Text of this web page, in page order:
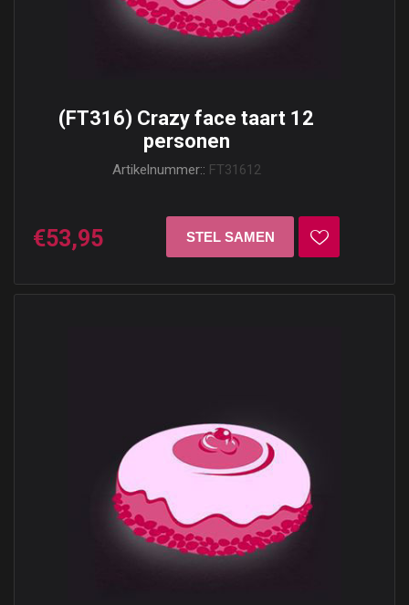
(FT316) Crazy face taart 12
personen
Artikelnummer:: FT31612
€53,95